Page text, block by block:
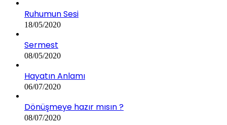
Ruhumun Sesi
18/05/2020
Sermest
08/05/2020
Hayatın Anlamı
06/07/2020
Dönüşmeye hazır mısın ?
08/07/2020